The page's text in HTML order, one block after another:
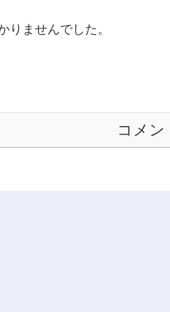
りませんでした。
コメン